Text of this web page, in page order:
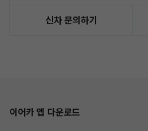
신차 문의하기
이어카 앱 다운로드